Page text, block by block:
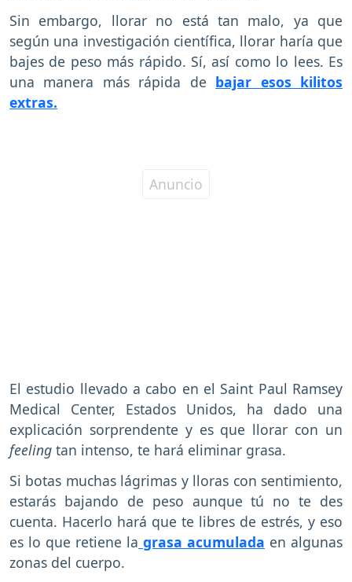
Sin embargo, llorar no está tan malo, ya que
según una investigación científica, llorar haría que
bajes de peso más rápido. Sí, así como lo lees. Es
una manera más rápida de bajar esos kilitos
extras.
El estudio llevado a cabo en el Saint Paul Ramsey
Medical Center, Estados Unidos, ha dado una
explicación sorprendente y es que llorar con un
feeling tan intenso, te hará eliminar grasa.
Si botas muchas lágrimas y lloras con sentimiento,
estarás bajando de peso aunque tú no te des
cuenta. Hacerlo hará que te libres de estrés, y eso
es lo que retiene la grasa acumulada en algunas
zonas del cuerpo.